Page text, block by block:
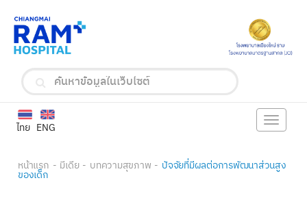
ENG
ไทย Toggle
หน้าแรก มีเดีย บทความสุขภาพ ปัจจัยที่มีผลต่อการพัฒนาส่วนสูง
ของเด็ก